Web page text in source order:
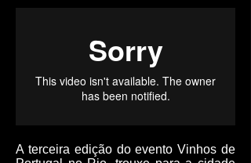
A terceira edição do evento Vinhos de